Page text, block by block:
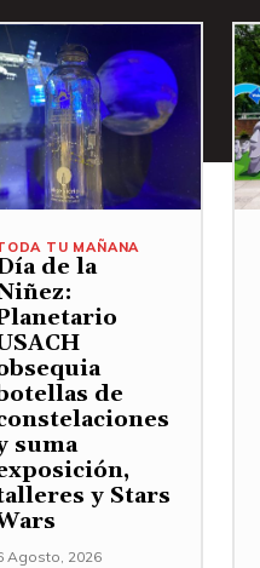
TU MAÑANA
de la
de
suma
y Stars
Agosto, 2026